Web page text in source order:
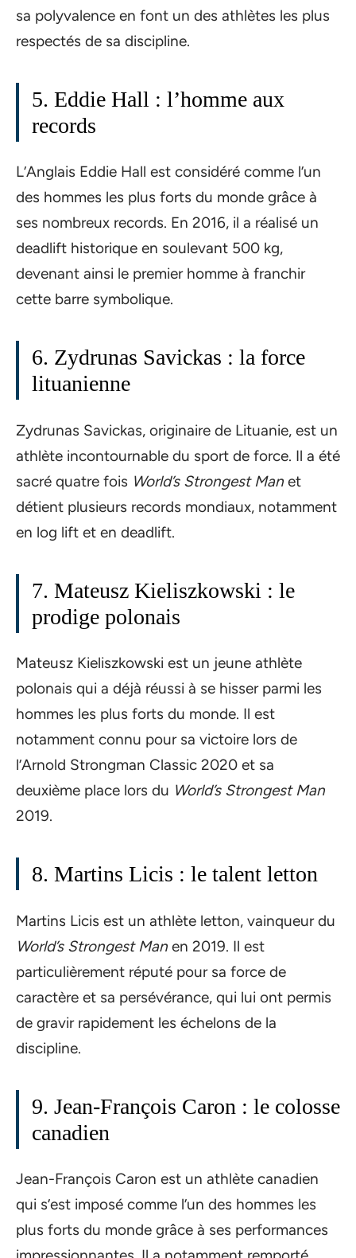
sa polyvalence en font un des athlètes les plus
respectés de sa discipline.
5. Eddie Hall : l’homme aux
records
L’Anglais Eddie Hall est considéré comme l’un
des hommes les plus forts du monde grâce à
ses nombreux records. En 2016, il a réalisé un
deadlift historique en soulevant 500 kg,
devenant ainsi le premier homme à franchir
cette barre symbolique.
6. Zydrunas Savickas : la force
lituanienne
Zydrunas Savickas, originaire de Lituanie, est un
athlète incontournable du sport de force. Il a été
sacré quatre fois World’s Strongest Man et
détient plusieurs records mondiaux, notamment
en log lift et en deadlift.
7. Mateusz Kieliszkowski : le
prodige polonais
Mateusz Kieliszkowski est un jeune athlète
polonais qui a déjà réussi à se hisser parmi les
hommes les plus forts du monde. Il est
notamment connu pour sa victoire lors de
l’Arnold Strongman Classic 2020 et sa
deuxième place lors du World’s Strongest Man
2019.
8. Martins Licis : le talent letton
Martins Licis est un athlète letton, vainqueur du
World’s Strongest Man en 2019. Il est
particulièrement réputé pour sa force de
caractère et sa persévérance, qui lui ont permis
de gravir rapidement les échelons de la
discipline.
9. Jean-François Caron : le colosse
canadien
Jean-François Caron est un athlète canadien
qui s’est imposé comme l’un des hommes les
plus forts du monde grâce à ses performances